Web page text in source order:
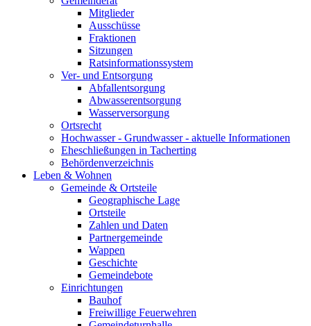
Mitglieder
Ausschüsse
Fraktionen
Sitzungen
Ratsinformationssystem
Ver- und Entsorgung
Abfallentsorgung
Abwasserentsorgung
Wasserversorgung
Ortsrecht
Hochwasser - Grundwasser - aktuelle Informationen
Eheschließungen in Tacherting
Behördenverzeichnis
Leben & Wohnen
Gemeinde & Ortsteile
Geographische Lage
Ortsteile
Zahlen und Daten
Partnergemeinde
Wappen
Geschichte
Gemeindebote
Einrichtungen
Bauhof
Freiwillige Feuerwehren